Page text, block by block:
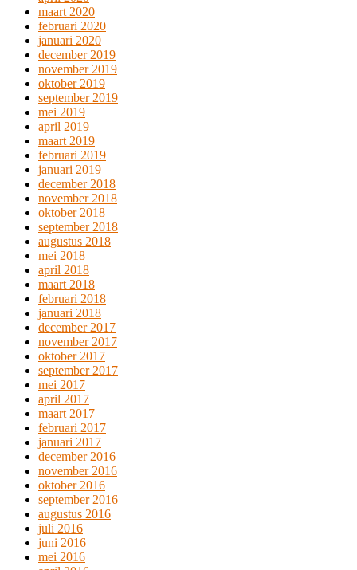
maart 2020
februari 2020
januari 2020
december 2019
november 2019
oktober 2019
september 2019
mei 2019
april 2019
maart 2019
februari 2019
januari 2019
december 2018
november 2018
oktober 2018
september 2018
augustus 2018
mei 2018
april 2018
maart 2018
februari 2018
januari 2018
december 2017
november 2017
oktober 2017
september 2017
mei 2017
april 2017
maart 2017
februari 2017
januari 2017
december 2016
november 2016
oktober 2016
september 2016
augustus 2016
juli 2016
juni 2016
mei 2016